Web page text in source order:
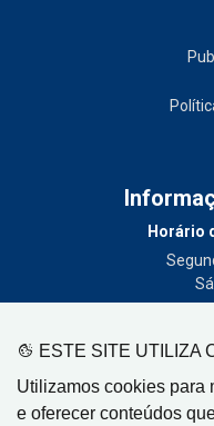
ESTE SITE UTILIZA
Utilizamos cookies para
e oferecer conteúdos
Horário
Limeira - SP, Artur